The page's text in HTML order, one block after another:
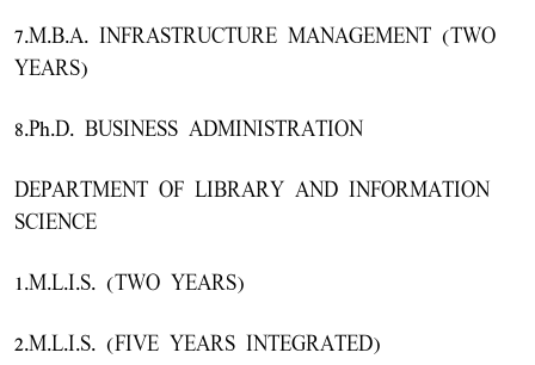
7.M.B.A. INFRASTRUCTURE MANAGEMENT (TWO
YEARS)
8.Ph.D. BUSINESS ADMINISTRATION
DEPARTMENT OF LIBRARY AND INFORMATION
SCIENCE
1.M.L.I.S. (TWO YEARS)
2.M.L.I.S. (FIVE YEARS INTEGRATED)